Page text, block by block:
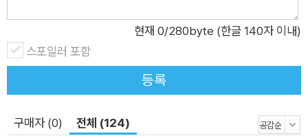
속가능하고 자기주도적인 삶을 영위할 수 있는 길을 제시해 줄 것
이다. 번아웃에 대한 이해에서 번아웃 탈출까지 지속가능한 삶을
원하는 직장인을 위한 치유 훈련 이 책에서 저자는 번아웃에서 탈
출하는 경로를 크게 세 단계로 나눈다. 먼저 번아웃에 대한 인식
는 단계, 그 다음엔 몸도 마음도 무너져버린 자신을 다독이고 다
현재 0/280byte (한글 140자 이내)
스포일러 포함
등록
구매자 (0) 전체 (124)